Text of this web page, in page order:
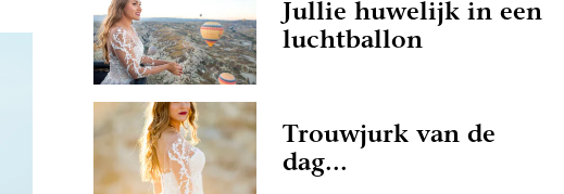
Jullie huwelijk in een
luchtballon
Trouwjurk van de
dag...